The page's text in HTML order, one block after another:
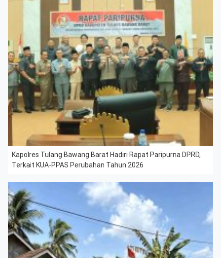
Kapolres Tulang Bawang Barat Hadiri Rapat Paripurna DPRD,
Terkait KUA-PPAS Perubahan Tahun 2026